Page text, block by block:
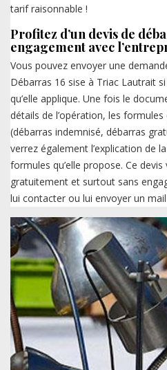
tarif raisonnable !
Profitez d’un devis de
engagement avec
Vous pouvez envoyer une
Débarras 16 sise à Triac Lautrait
qu’elle applique. Une fois le
détails de l’opération, les formules
(débarras indemnisé, débarras
verrez également l’explication de
formules qu’elle propose. Ce
gratuitement et surtout sans
lui contacter ou lui envoyer un